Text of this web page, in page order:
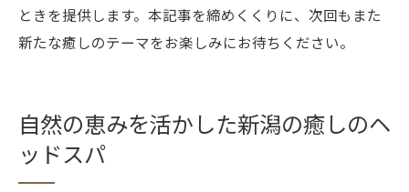
ときを提供します。本記事を締めくくりに、次回もまた
新たな癒しのテーマをお楽しみにお待ちください。
自然の恵みを活かした新潟の癒しのヘ
ッドスパ